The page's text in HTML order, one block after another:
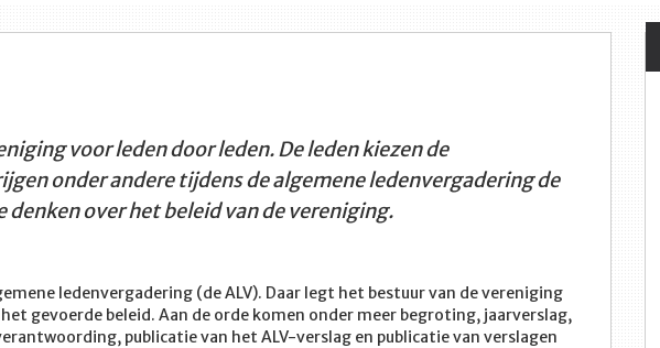
voor leden door leden. De leden kiezen de
onder andere tijdens de algemene ledenvergadering de
over het beleid van de vereniging.
ledenvergadering (de ALV). Daar legt het bestuur van de vereniging
gevoerde beleid. Aan de orde komen onder meer begroting, jaarverslag,
publicatie van het ALV-verslag en publicatie van verslagen